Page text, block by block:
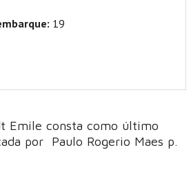
19
Emile consta como último
por Paulo Rogerio Maes p.